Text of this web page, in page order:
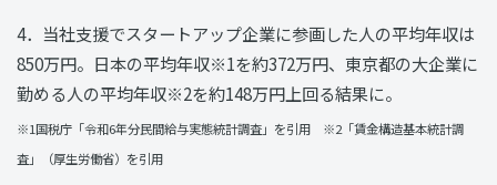
4．当社支援でスタートアップ企業に参画した人の平均年収は
850万円。日本の平均年収※1を約372万円、東京都の大企業に
勤める人の平均年収※2を約148万円上回る結果に。
※1国税庁「令和6年分民間給与実態統計調査」を引用 ※2「賃金構造基本統計調
査」（厚生労働省）を引用